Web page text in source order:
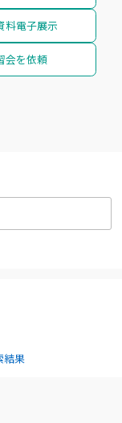
料電子展示
会を依頼
結果